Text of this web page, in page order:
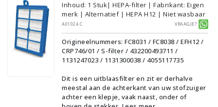
Inhoud: 1 Stuk| HEPA-filter | Fabrikant: Eigen
merk | Alternatief | HEPA H12 | Niet wasbaar
A01024.C
Vraagje?
Origineelnummers: FC8031 / FC8038 / EFH12 /
CRP746/01 / S-filter / 432200493711 /
1131247023 / 1131300038 / 4055117735
Dit is een uitblaasfilter en zit er derhalve
meestal aan de achterkant van uw stofzuiger
achter een klepje, vaak naast, onder of